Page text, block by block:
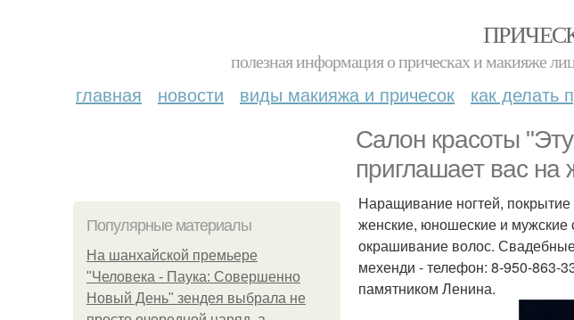
полезная информация о прическах и макияже
главная новости виды макияжа и причесок как делать
Салон красоты
приглашает вас
Популярные материалы
На шанхайской премьере
"Человека - Паука: Совершенно
Новый День" зендея выбрала не
Наращивание ногтей,
женские, юношеские и мужские
окрашивание волос.
мехенди - телефон: 8-950-863-
памятником Ленина.